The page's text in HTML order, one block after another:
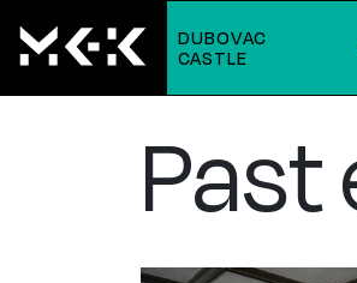
DUBOVAC
CASTLE